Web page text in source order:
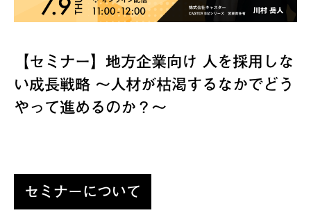
【セミナー】地方企業向け 人を採用しな
い成長戦略 〜人材が枯渇するなかでどう
やって進めるのか？〜
セミナーについて